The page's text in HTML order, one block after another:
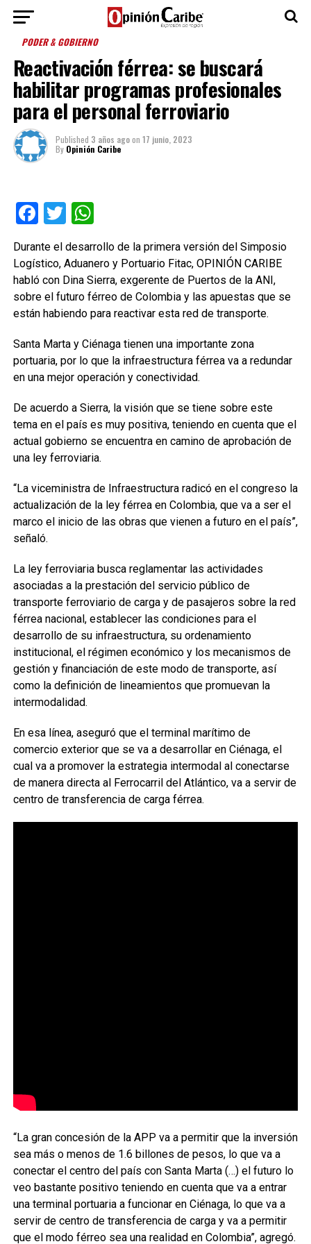
PODER & GOBIERNO
Reactivación férrea: se buscará
habilitar programas profesionales
para el personal ferroviario
Published 3 años agoon 17 junio, 2023
By Opinión Caribe
Facebook
TwitterWhatsApp
Durante el desarrollo de la primera versión del Simposio
Logístico, Aduanero y Portuario Fitac, OPINIÓN CARIBE
habló con Dina Sierra, exgerente de Puertos de la ANI,
sobre el futuro férreo de Colombia y las apuestas que se
están habiendo para reactivar esta red de transporte.
Santa Marta y Ciénaga tienen una importante zona
portuaria, por lo que la infraestructura férrea va a redundar
en una mejor operación y conectividad.
De acuerdo a Sierra, la visión que se tiene sobre este
tema en el país es muy positiva, teniendo en cuenta que el
actual gobierno se encuentra en camino de aprobación de
una ley ferroviaria.
“La viceministra de Infraestructura radicó en el congreso la
actualización de la ley férrea en Colombia, que va a ser el
marco el inicio de las obras que vienen a futuro en el país”,
señaló.
La ley ferroviaria busca reglamentar las actividades
asociadas a la prestación del servicio público de
transporte ferroviario de carga y de pasajeros sobre la red
férrea nacional, establecer las condiciones para el
desarrollo de su infraestructura, su ordenamiento
institucional, el régimen económico y los mecanismos de
gestión y financiación de este modo de transporte, así
como la definición de lineamientos que promuevan la
intermodalidad.
En esa línea, aseguró que el terminal marítimo de
comercio exterior que se va a desarrollar en Ciénaga, el
cual va a promover la estrategia intermodal al conectarse
de manera directa al Ferrocarril del Atlántico, va a servir de
centro de transferencia de carga férrea.
“La gran concesión de la APP va a permitir que la inversión
sea más o menos de 1.6 billones de pesos, lo que va a
conectar el centro del país con Santa Marta (…) el futuro lo
veo bastante positivo teniendo en cuenta que va a entrar
una terminal portuaria a funcionar en Ciénaga, lo que va a
servir de centro de transferencia de carga y va a permitir
que el modo férreo sea una realidad en Colombia”, agregó.